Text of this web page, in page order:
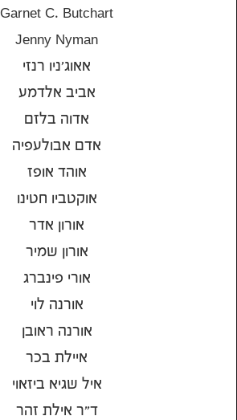
Garnet C. Butchart
Jenny Nyman
אאוג'ניו רנזי
אביב אלדמע
אדוה בלזם
אדם אבולעפיה
אוהד אופז
אוקטביו חטינו
אורון אדר
אורון שמיר
אורי פינברג
אורנה לוי
אורנה ראובן
איילת בכר
איל שגיא ביזאוי
ד"ר אילת זהר